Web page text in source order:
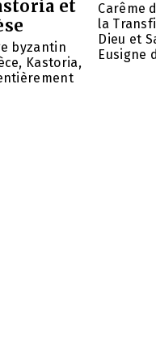
et
byzantin
Kastoria,
Carême
la
Dieu et
Eusigne